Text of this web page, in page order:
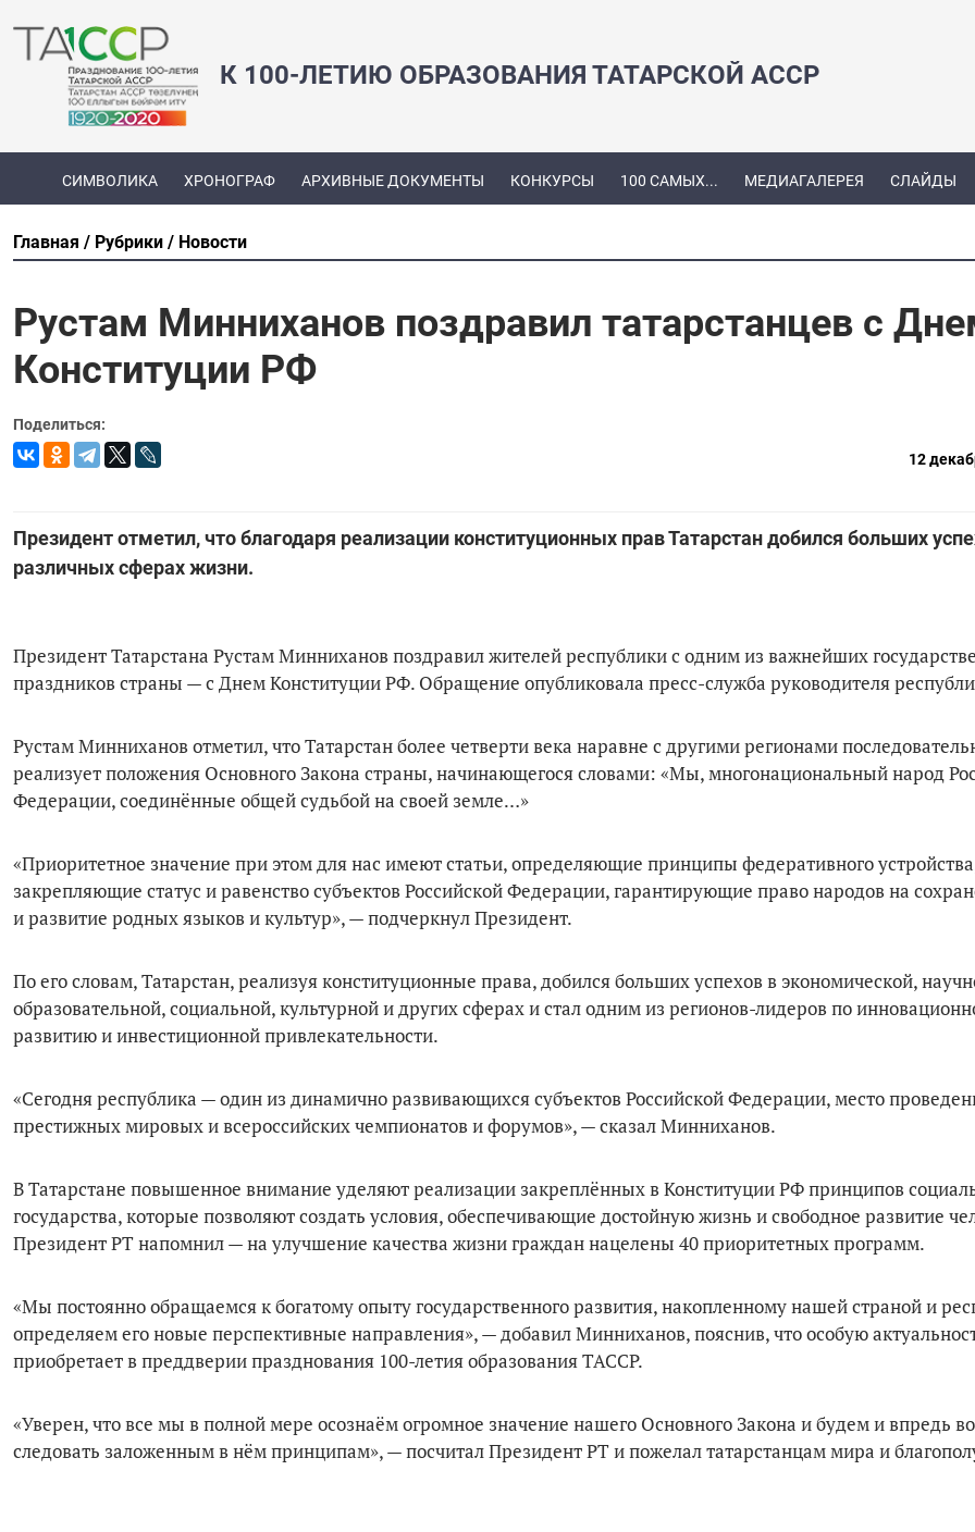
К 100-ЛЕТИЮ ОБРАЗОВАНИЯ ТАТАРСКОЙ АССР
СИМВОЛИКА ХРОНОГРАФ АРХИВНЫЕ ДОКУМЕНТЫ КОНКУРСЫ 100 САМЫХ... МЕДИАГАЛЕРЕЯ СЛАЙДЫ
Главная Рубрики Новости
Рустам Минниханов поздравил татарстанцев с
Конституции РФ
Поделиться:
12
Президент отметил, что благодаря реализации конституционных прав Татарстан добился больших
различных сферах жизни.
Президент Татарстана Рустам Минниханов поздравил жителей республики с одним из важнейших
праздников страны — с Днем Конституции РФ. Обращение опубликовала пресс-служба руководителя
Рустам Минниханов отметил, что Татарстан более четверти века наравне с другими регионами
реализует положения Основного Закона страны, начинающегося словами: «Мы, многонациональный народ
Федерации, соединённые общей судьбой на своей земле…»
«Приоритетное значение при этом для нас имеют статьи, определяющие принципы федеративного
закрепляющие статус и равенство субъектов Российской Федерации, гарантирующие право народов на
и развитие родных языков и культур», — подчеркнул Президент.
По его словам, Татарстан, реализуя конституционные права, добился больших успехов в экономической,
образовательной, социальной, культурной и других сферах и стал одним из регионов-лидеров по
развитию и инвестиционной привлекательности.
«Сегодня республика — один из динамично развивающихся субъектов Российской Федерации, место
престижных мировых и всероссийских чемпионатов и форумов», — сказал Минниханов.
В Татарстане повышенное внимание уделяют реализации закреплённых в Конституции РФ принципов
государства, которые позволяют создать условия, обеспечивающие достойную жизнь и свободное развитие
Президент РТ напомнил — на улучшение качества жизни граждан нацелены 40 приоритетных программ.
«Мы постоянно обращаемся к богатому опыту государственного развития, накопленному нашей страной и
определяем его новые перспективные направления», — добавил Минниханов, пояснив, что особую
приобретает в преддверии празднования 100-летия образования ТАССР.
«Уверен, что все мы в полной мере осознаём огромное значение нашего Основного Закона и будем и впредь
следовать заложенным в нём принципам», — посчитал Президент РТ и пожелал татарстанцам мира и